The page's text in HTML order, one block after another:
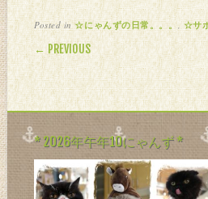
Posted in☆にゃんずの日常。。。 ,☆サ
POST NAVIGATION
← PREVIOUS
* 2026年午年10にゃんず *